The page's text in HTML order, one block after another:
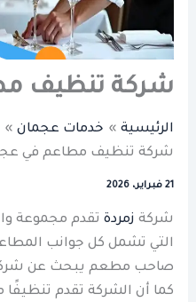
شركة تنظيف
الرئيسية
خدمات عجمان
شركة تنظيف مطاعم في
21 فبراير، 2026
شركة زمردة تقدم مجموعة
التي تشمل كل جوانب
صاحب مطعم يبحث عن
كما أن الشركة تقدم